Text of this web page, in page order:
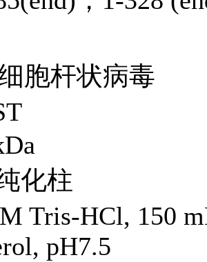
胞杆状病毒
化柱
Tris-HCl, 150
pH7.5